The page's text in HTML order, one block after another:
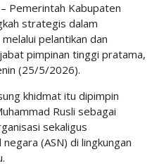
Pemerintah Kabupaten
strategis dalam
pelantikan dan
pimpinan tinggi pratama,
(25/5/2026).
khidmat itu dipimpin
Rusli sebagai
sekaligus
(ASN) di lingkungan